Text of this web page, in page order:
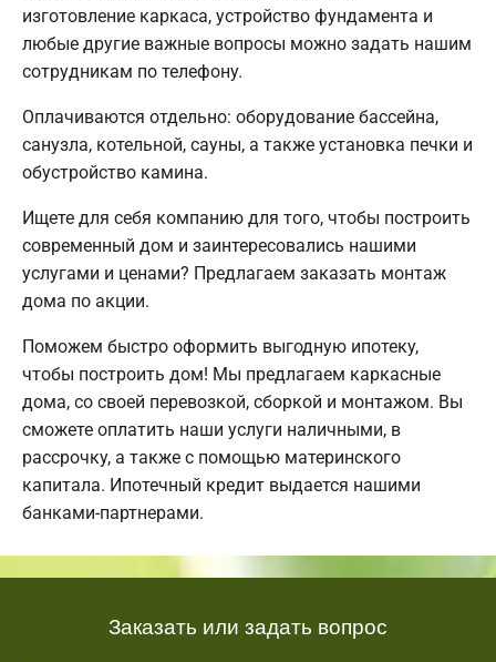
изготовление каркаса, устройство фундамента и
любые другие важные вопросы можно задать нашим
сотрудникам по телефону.
Оплачиваются отдельно: оборудование бассейна,
санузла, котельной, сауны, а также установка печки и
обустройство камина.
Ищете для себя компанию для того, чтобы построить
современный дом и заинтересовались нашими
услугами и ценами? Предлагаем заказать монтаж
дома по акции.
Поможем быстро оформить выгодную ипотеку,
чтобы построить дом! Мы предлагаем каркасные
дома, со своей перевозкой, сборкой и монтажом. Вы
сможете оплатить наши услуги наличными, в
рассрочку, а также с помощью материнского
капитала. Ипотечный кредит выдается нашими
банками-партнерами.
Заказать или задать вопрос